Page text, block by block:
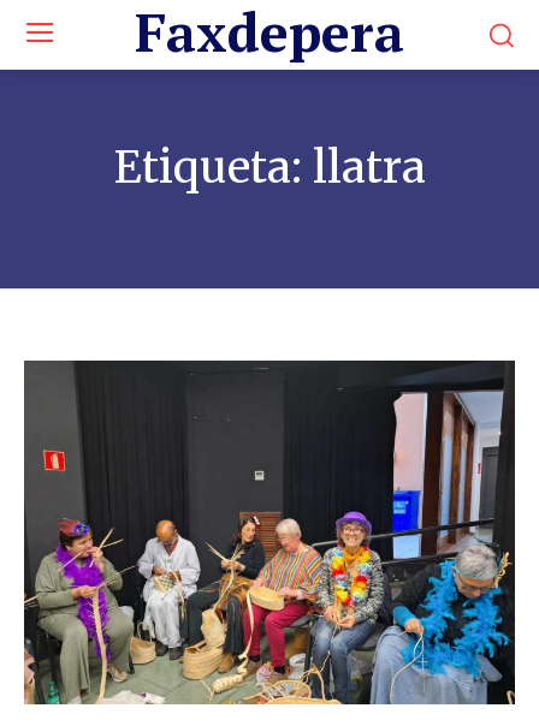
Faxdepera
Etiqueta: llatra